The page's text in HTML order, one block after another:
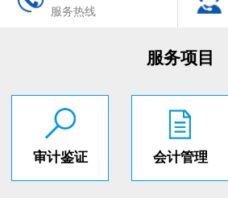
服务热线
服务项目
审计鉴证 会计管理